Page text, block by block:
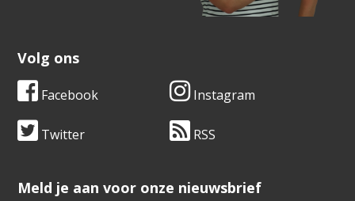
Volg ons
Facebook Instagram
Twitter RSS
​​​​​​​Meld je aan voor onze nieuwsbrief